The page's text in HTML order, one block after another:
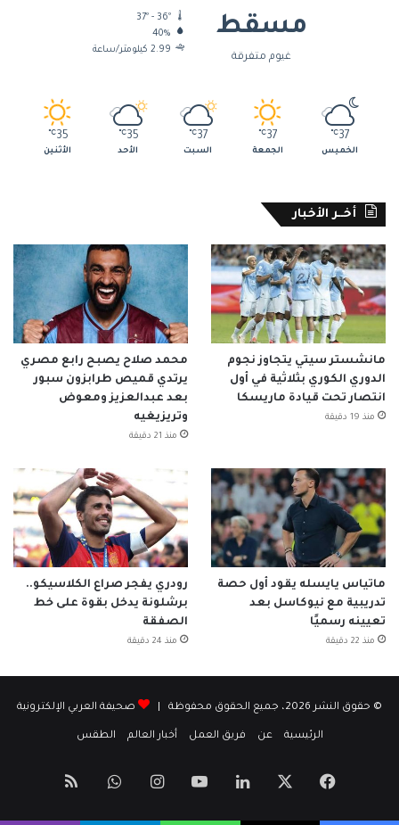
مسقط
غيوم متفرقة
37º - 36º
40%
2.99 كيلومتر/ساعة
37
℃
الخميس
37
℃
الجمعة
37
℃
السبت
35
℃
الأحد
35
℃
الأثنين
أخــر الأخبار
مانشستر سيتي يتجاوز نجوم
الدوري الكوري بثلاثية في أول
انتصار تحت قيادة ماريسكا
منذ 19 دقيقة
محمد صلاح يصبح رابع مصري
يرتدي قميص طرابزون سبور
بعد عبدالعزيز ومعوض
وتريزيغيه
منذ 21 دقيقة
ماتياس يايسله يقود أول حصة
تدريبية مع نيوكاسل بعد
تعيينه رسميًا
منذ 22 دقيقة
رودري يفجر صراع الكلاسيكو..
برشلونة يدخل بقوة على خط
الصفقة
منذ 24 دقيقة
© حقوق النشر 2026، جميع الحقوق محفوظة | صحيفة العربي الإلكترونية
الرئيسية عن فريق العمل أخبار العالم الطقس
فيسبوك لينكدإن‫YouTubeانستقرامواتسابملخص